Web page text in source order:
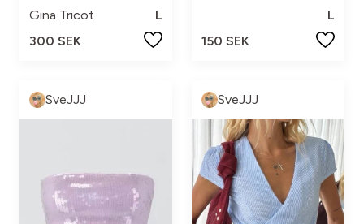
Gina Tricot
L
300 SEK
L
150 SEK
SveJJJ SveJJJ